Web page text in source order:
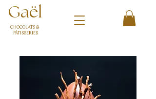
Gaël
CHOCOLATS &
PÂTISSERIES